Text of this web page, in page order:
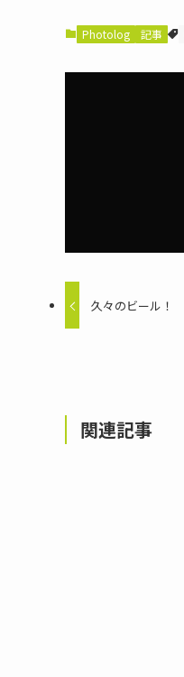
Photolog 記事
久々のビール！
関連記事